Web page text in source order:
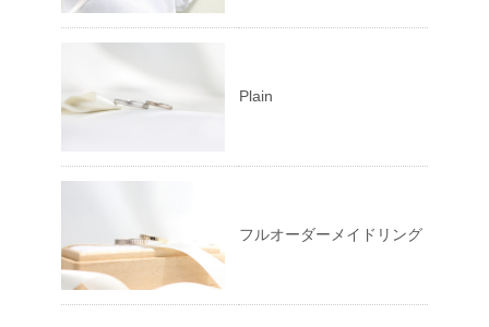
Plain
フルオーダーメイドリング